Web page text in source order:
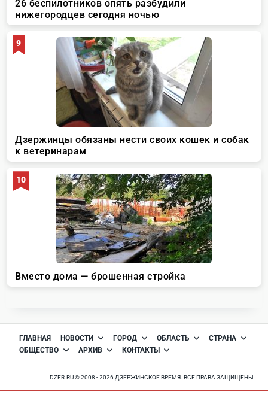
ГЛАВНАЯ НОВОСТИ ГОРОД ОБЛАСТЬ
СТРАНА
ОБЩЕСТВО
АРХИВ КОНТАКТЫ
DZER.RU © 2008 - 2026 ДЗЕРЖИНСКОЕ ВРЕМЯ. ВСЕ ПРАВА ЗАЩИЩЕНЫ